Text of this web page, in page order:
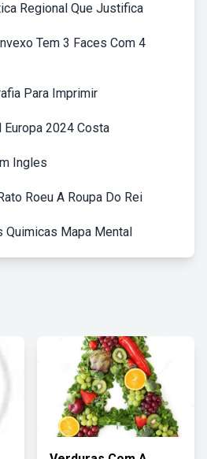
Regional Que Justifica
Tem 3 Faces Com 4
Para Imprimir
2024 Costa
Ingles
Roeu A Roupa Do Rei
Quimicas Mapa Mental